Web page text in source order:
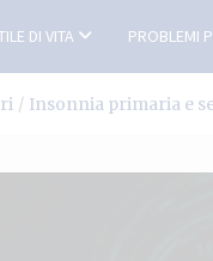
DI VITA PROBLEMI
Insonnia primaria e